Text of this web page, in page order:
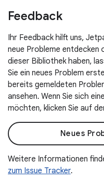
Feedback
Ihr Feedback hilft uns,
neue Probleme entdecken
dieser Bibliothek haben,
Sie ein neues Problem
bereits gemeldeten
ansehen. Wenn Sie sich
möchten, klicken Sie auf
Neues
Weitere Informationen
zum Issue Tracker.